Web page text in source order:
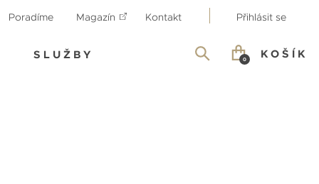
Poradíme Magazín Kontakt Přihlásit se
SLUŽBY KOŠÍK
0